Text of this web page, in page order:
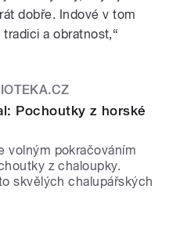
dobře. Indové v tom
a obratnost,“
Pochoutky z horské
volným pokračováním
z chaloupky.
skvělých chalupářských